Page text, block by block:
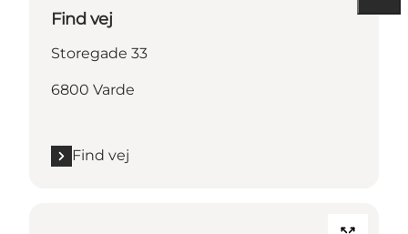
Find vej
Storegade 33
6800 Varde
Find vej